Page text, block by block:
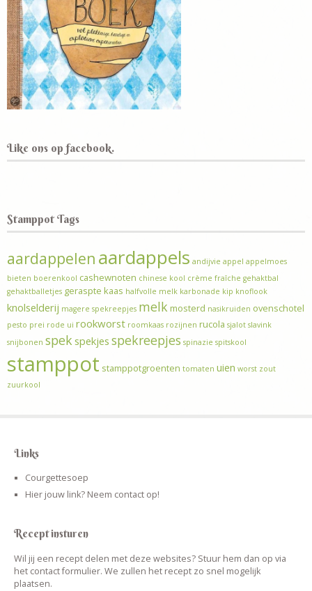
Like ons op facebook.
Stamppot Tags
aardappelen aardappels andijvie appel appelmoes
bieten boerenkool cashewnoten chinese kool crème fraîche gehaktbal
gehaktballetjes geraspte kaas halfvolle melk karbonade kip knoflook
knolselderij magere spekreepjes melk mosterd nasikruiden ovenschotel
pesto prei rode ui rookworst roomkaas rozijnen rucola sjalot slavink
snijbonen spek spekjes spekreepjes spinazie spitskool
stamppot stamppotgroenten tomaten uien worst zout
zuurkool
Links
Courgettesoep
Hier jouw link? Neem contact op!
Recept insturen
Wil jij een recept delen met deze websites? Stuur hem dan op via
het contact formulier. We zullen het recept zo snel mogelijk
plaatsen.